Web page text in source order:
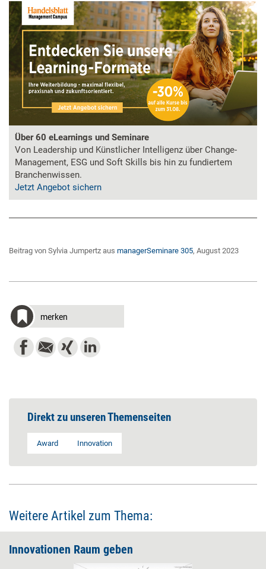
Über 60 eLearnings und Seminare
Von Leadership und Künstlicher Intelligenz über Change-
Management, ESG und Soft Skills bis hin zu fundiertem
Branchenwissen.
Jetzt Angebot sichern
Beitrag von Sylvia Jumpertz aus managerSeminare 305, August 2023
merken
Direkt zu unseren Themenseiten
Award Innovation
Weitere Artikel zum Thema:
Innovationen Raum geben